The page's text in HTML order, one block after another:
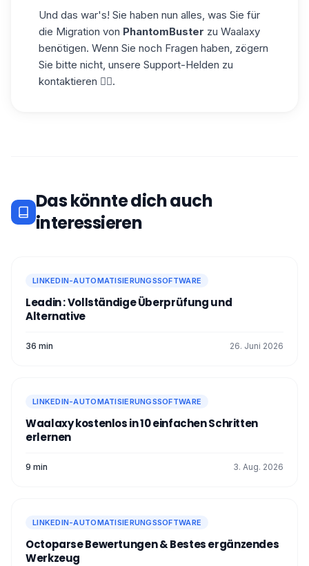
Und das war's! Sie haben nun alles, was Sie für
die Migration von PhantomBuster zu Waalaxy
benötigen. Wenn Sie noch Fragen haben, zögern
Sie bitte nicht, unsere Support-Helden zu
kontaktieren 🦹‍♀️.
Das könnte dich auch
interessieren
LINKEDIN-AUTOMATISIERUNGSSOFTWARE
Leadin : Vollständige Überprüfung und
Alternative
36 min 26. Juni 2026
LINKEDIN-AUTOMATISIERUNGSSOFTWARE
Waalaxy kostenlos in 10 einfachen Schritten
erlernen
9 min 3. Aug. 2026
LINKEDIN-AUTOMATISIERUNGSSOFTWARE
Octoparse Bewertungen & Bestes ergänzendes
Werkzeug